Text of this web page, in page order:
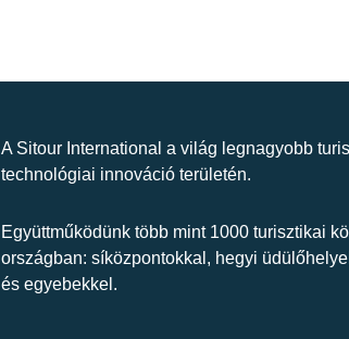
A Sitour International a világ legnagyobb
technológiai innováció területén.
Együttműködünk több mint 1000 turisztikai
országban: síközpontokkal, hegyi
és egyebekkel.